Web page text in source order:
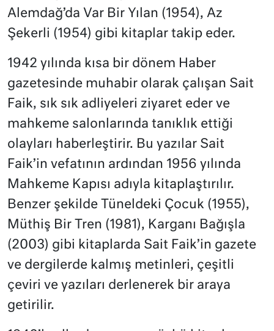
Alemdağ’da Var Bir Yılan (1954), Az
Şekerli (1954) gibi kitaplar takip eder.
1942 yılında kısa bir dönem Haber
gazetesinde muhabir olarak çalışan Sait
Faik, sık sık adliyeleri ziyaret eder ve
mahkeme salonlarında tanıklık ettiği
olayları haberleştirir. Bu yazılar Sait
Faik’in vefatının ardından 1956 yılında
Mahkeme Kapısı adıyla kitaplaştırılır.
Benzer şekilde Tüneldeki Çocuk (1955),
Müthiş Bir Tren (1981), Karganı Bağışla
(2003) gibi kitaplarda Sait Faik’in gazete
ve dergilerde kalmış metinleri, çeşitli
çeviri ve yazıları derlenerek bir araya
getirilir.